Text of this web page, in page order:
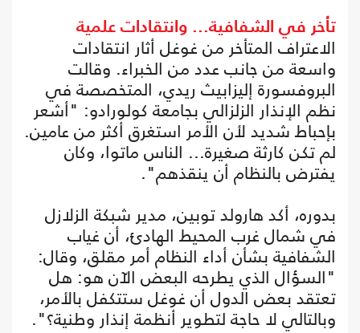
تأخر في الشفافية... وانتقادات علمية
الاعتراف المتأخر من غوغل أثار انتقادات
واسعة من جانب عدد من الخبراء. وقالت
البروفسورة إليزابيث ريدي، المتخصصة في
نظم الإنذار الزلزالي بجامعة كولورادو: "أشعر
بإحباط شديد لأن الأمر استغرق أكثر من عامين.
لم تكن كارثة صغيرة... الناس ماتوا، وكان
يفترض بالنظام أن ينقذهم".
بدوره، أكد هارولد توبين، مدير شبكة الزلازل
في شمال غرب المحيط الهادئ، أن غياب
الشفافية بشأن أداء النظام أمر مقلق، وقال:
"السؤال الذي يطرحه البعض الآن هو: هل
تعتقد بعض الدول أن غوغل ستتكفل بالأمر،
وبالتالي لا حاجة لتطوير أنظمة إنذار وطنية؟".